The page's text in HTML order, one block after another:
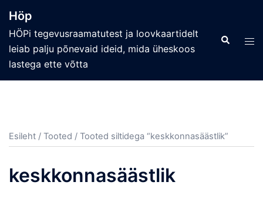
content
Höp
HÖPi tegevusraamatutest ja loovkaartidelt
leiab palju põnevaid ideid, mida üheskoos
lastega ette võtta
Search
Esileht / Tooted / Tooted siltidega “keskkonnasäästlik”
keskkonnasäästlik